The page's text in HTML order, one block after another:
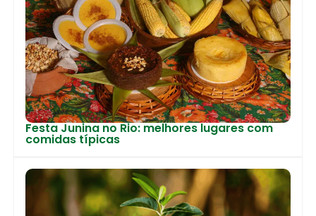
Festa Junina no Rio: melhores lugares com
comidas típicas